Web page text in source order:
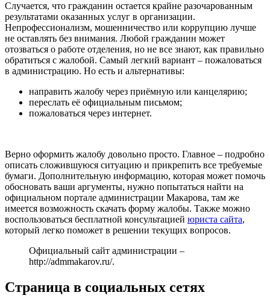
Случается, что гражданин остается крайне разочарованным
результатами оказанных услуг в организации.
Непрофессионализм, мошенничество или коррупцию лучше
не оставлять без внимания. Любой гражданин может
отозваться о работе отделения, но не все знают, как правильно
обратиться с жалобой. Самый легкий вариант – пожаловаться
в администрацию. Но есть и альтернативы:
направить жалобу через приёмную или канцелярию;
переслать её официальным письмом;
пожаловаться через интернет.
Верно оформить жалобу довольно просто. Главное – подробно
описать сложившуюся ситуацию и прикрепить все требуемые
бумаги. Дополнительную информацию, которая может помочь
обосновать ваши аргументы, нужно попытаться найти на
официальном портале администрации Макарова, там же
имеется возможность скачать форму жалобы. Также можно
воспользоваться бесплатной консультацией юриста сайта,
который легко поможет в решении текущих вопросов.
Официальный сайт администрации –
http://admmakarov.ru/.
Страница в социальных сетях